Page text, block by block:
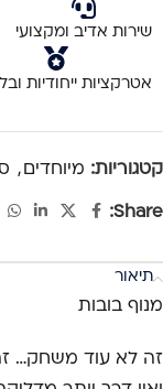
שירות אדיב ומקצועי
אטרקציות ייחודיות
קטגוריות: מיוחדים,
Share:
תיאור
מנוף בובות
זה לא עוד משחק…